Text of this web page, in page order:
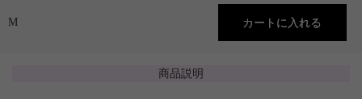
M
商品説明